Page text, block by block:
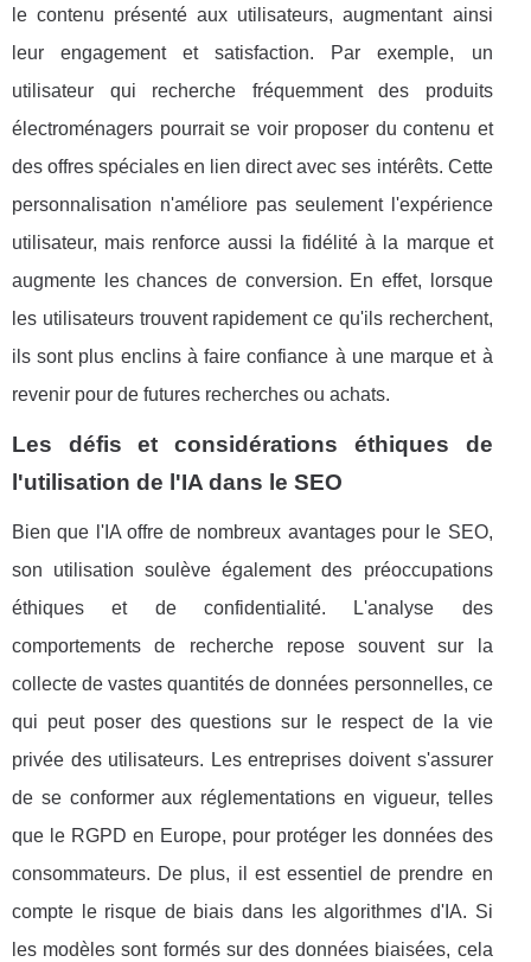
le contenu présenté aux utilisateurs, augmentant ainsi
leur engagement et satisfaction. Par exemple, un
utilisateur qui recherche fréquemment des produits
électroménagers pourrait se voir proposer du contenu et
des offres spéciales en lien direct avec ses intérêts. Cette
personnalisation n'améliore pas seulement l'expérience
utilisateur, mais renforce aussi la fidélité à la marque et
augmente les chances de conversion. En effet, lorsque
les utilisateurs trouvent rapidement ce qu'ils recherchent,
ils sont plus enclins à faire confiance à une marque et à
revenir pour de futures recherches ou achats.
Les défis et considérations éthiques de
l'utilisation de l'IA dans le SEO
Bien que l'IA offre de nombreux avantages pour le SEO,
son utilisation soulève également des préoccupations
éthiques et de confidentialité. L'analyse des
comportements de recherche repose souvent sur la
collecte de vastes quantités de données personnelles, ce
qui peut poser des questions sur le respect de la vie
privée des utilisateurs. Les entreprises doivent s'assurer
de se conformer aux réglementations en vigueur, telles
que le RGPD en Europe, pour protéger les données des
consommateurs. De plus, il est essentiel de prendre en
compte le risque de biais dans les algorithmes d'IA. Si
les modèles sont formés sur des données biaisées, cela